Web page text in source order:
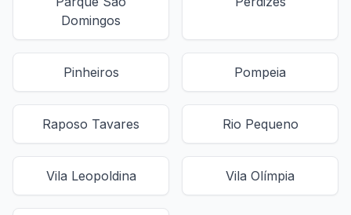
Domingos
Pinheiros Pompeia
Raposo Tavares Rio Pequeno
Vila Leopoldina Vila Olímpia